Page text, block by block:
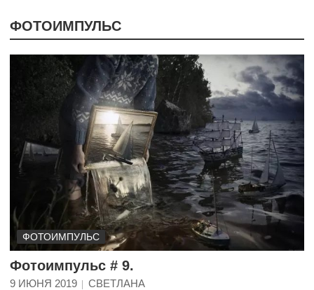
ФОТОИМПУЛЬС
ФОТОИМПУЛЬС
Фотоимпульс # 9.
9 ИЮНЯ 2019
СВЕТЛАНА